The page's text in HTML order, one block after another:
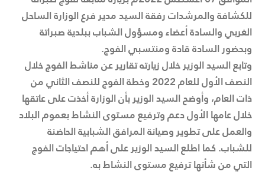
للكشافة والمرشدات رفقة السيد مدير فرع الوزارة الساحل
الغربي والسادة أعضاء ومسؤول الشباب ببلدية صبراتة
وبحضور السادة قادة ومنتسبي الفوج.
وتابع السيد الوزير خلال زيارته تقارير عن مناشط الفوج خلال
النصف الأول للعام 2022 وخطة الفوج للنصف الثاني من
ذات العام، وأوضح السيد الوزير بأن الوزارة أخذت على عاتقها
خلال عامها الأول دعم وترفيع مستوى النشاط بعموم البلاد
والعمل على تطوير وصيانة المرافق الشبابية الحاضنة
للشباب. كما اطلع السيد الوزير على أهم احتياجات الفوج
التي من شأنها ترفيع مستوى النشاط به.